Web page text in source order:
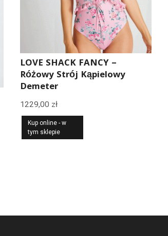
LOVE SHACK FANCY –
Różowy Strój Kąpielowy
Demeter
1229,00 zł
Kup online - w
tym sklepie